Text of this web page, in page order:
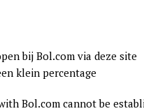
bij Bol.com via deze site
klein percentage
Bol.com cannot be